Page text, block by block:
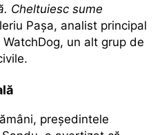
Cheltuiesc sume
Pașa, analist principal
un alt grup de
președintele